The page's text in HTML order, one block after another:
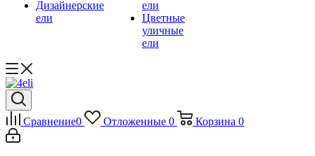
Дизайнерские
ели
ели
Цветные
уличные
ели
Сравнение0 Отложенные 0 Корзина 0